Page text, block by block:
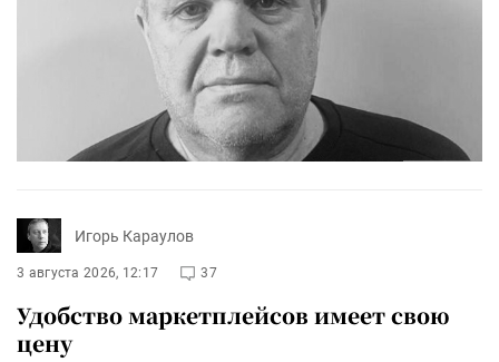
Игорь Караулов
3 августа 2026, 12:17 37
Удобство маркетплейсов имеет свою
цену